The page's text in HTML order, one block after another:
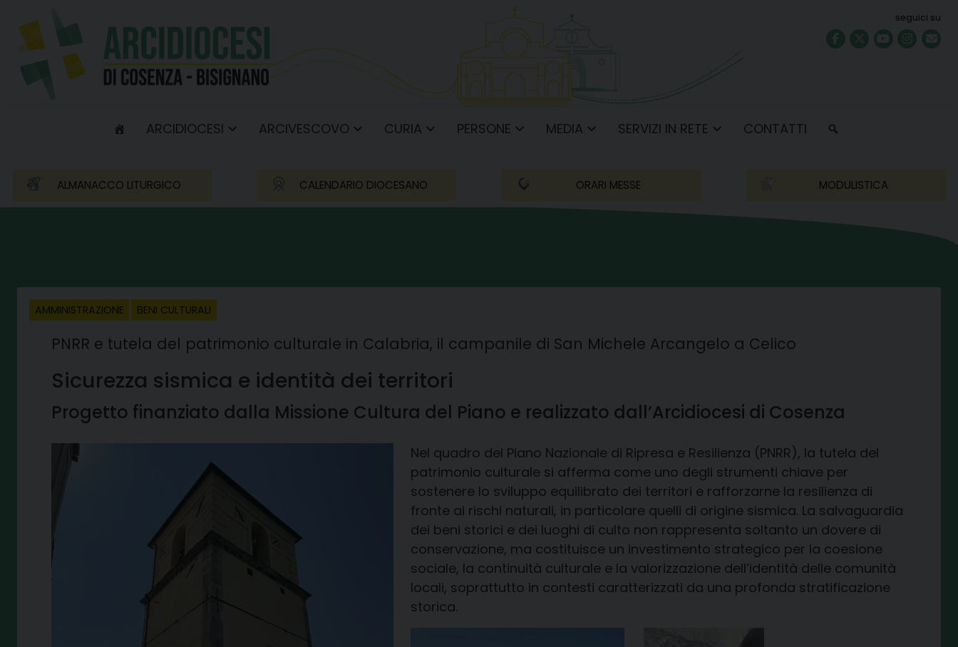
content
seguici su
ARCIDIOCESI ARCIVESCOVO CURIA PERSONE MEDIA SERVIZI IN RETE CONTATTI
ALMANACCO LITURGICO CALENDARIO DIOCESANO ORARI MESSE MODULISTICA
AMMINISTRAZIONE BENI CULTURALI
PNRR e tutela del patrimonio culturale in Calabria, il campanile di San Michele Arcangelo a Celico
Sicurezza sismica e identità dei territori
Progetto finanziato dalla Missione Cultura del Piano e realizzato dall’Arcidiocesi di Cosenza
Nel quadro del Piano Nazionale di Ripresa e Resilienza (PNRR), la tutela del
patrimonio culturale si afferma come uno degli strumenti chiave per
sostenere lo sviluppo equilibrato dei territori e rafforzarne la resilienza di
fronte ai rischi naturali, in particolare quelli di origine sismica. La salvaguardia
dei beni storici e dei luoghi di culto non rappresenta soltanto un dovere di
conservazione, ma costituisce un investimento strategico per la coesione
sociale, la continuità culturale e la valorizzazione dell’identità delle comunità
locali, soprattutto in contesti caratterizzati da una profonda stratificazione
storica.